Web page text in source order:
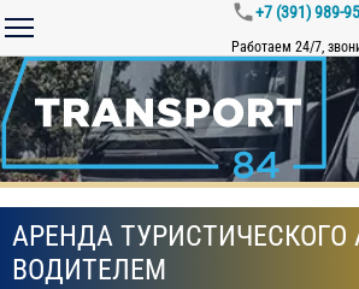
+7 (391) 989-
Работаем 24/7,
АРЕНДА ТУРИСТИЧЕСКОГО
ВОДИТЕЛЕМ